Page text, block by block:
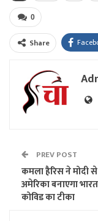
0
Share
PREV POST
कमला हैरिस ने मोदी
अमेरिका बनाएगा
कोविड का टीका